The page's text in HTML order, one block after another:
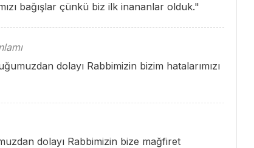
bağışlar çünkü biz ilk inananlar olduk."
dolayı Rabbimizin bizim hatalarımızı
dolayı Rabbimizin bize mağfiret